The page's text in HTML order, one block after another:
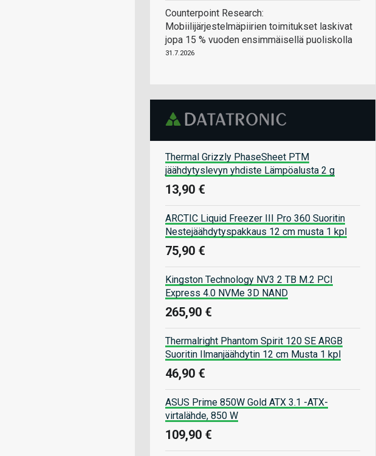
Counterpoint Research:
Mobiilijärjestelmäpiirien toimitukset laskivat
jopa 15 % vuoden ensimmäisellä puoliskolla
31.7.2026
Thermal Grizzly PhaseSheet PTM
jäähdytyslevyn yhdiste Lämpöalusta 2 g
13,90 €
ARCTIC Liquid Freezer III Pro 360 Suoritin
Nestejäähdytyspakkaus 12 cm musta 1 kpl
75,90 €
Kingston Technology NV3 2 TB M.2 PCI
Express 4.0 NVMe 3D NAND
265,90 €
Thermalright Phantom Spirit 120 SE ARGB
Suoritin Ilmanjäähdytin 12 cm Musta 1 kpl
46,90 €
ASUS Prime 850W Gold ATX 3.1 -ATX-
virtalähde, 850 W
109,90 €